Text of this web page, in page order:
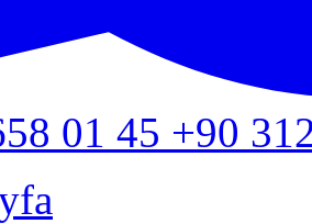
01 45 +90